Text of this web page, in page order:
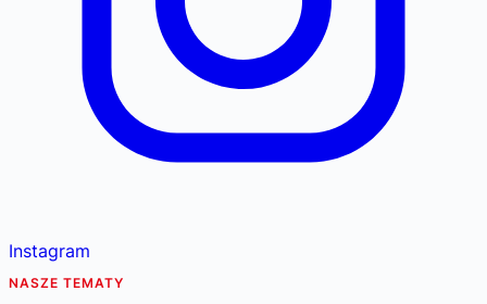
Instagram
NASZE TEMATY